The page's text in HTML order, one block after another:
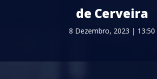
de Cerveira
8 Dezembro, 2023 | 13:50